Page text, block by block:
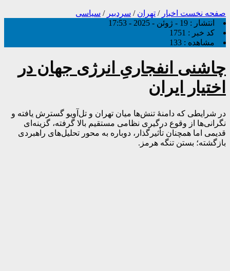
صفحه نخست اخبار / تهران / سردبیر / سیاسی
انتشار : 19 - ژوئن - 2025 - 17:53
کد خبر : 1751
مشاهده : 133
چاشنی انفجاریِ انرژی جهان در
اختیار ایران
در شرایطی که دامنۀ تنش‌ها میان تهران و تل‌آویو گسترش یافته و
نگرانی‌ها از وقوع درگیری نظامی مستقیم بالا گرفته، گزینه‌ای
قدیمی اما همچنان تأثیرگذار، دوباره به محور تحلیل‌های راهبردی
بازگشته؛ بستن تنگه هرمز.